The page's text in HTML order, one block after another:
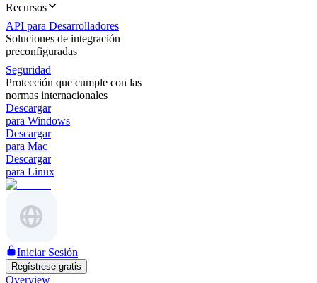
Recursos
API para Desarrolladores
Soluciones de integración
preconfiguradas
Seguridad
Protección que cumple con las
normas internacionales
Descargar
para Windows
Descargar
para Mac
Descargar
para Linux
Iniciar Sesión
Regístrese gratis
Overview